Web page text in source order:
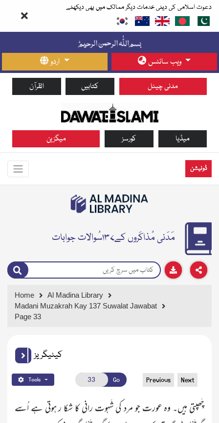
دعوت اسلامی کی دینی خدمات دیگر ممالک میں بھی دیکھئے
اردو ویب سائٹس
القرآن کتابیں مدنی چینل
میگزین کورسز میڈیا
ڈونیشن
مَدَنی مُذاکَروں کے۱۳۷سُوالات جوابات
Home
Al Madina Library
Madani Muzakrah Kay 137 Suwalat Jawabat
Page 33
کیٹیگریز
Tools Go Previous Next
چَھپتی ہیں۔ وہ عورت جو مرد کی شَہوت رانی کا شکا ر ہوتی ہے اُسے